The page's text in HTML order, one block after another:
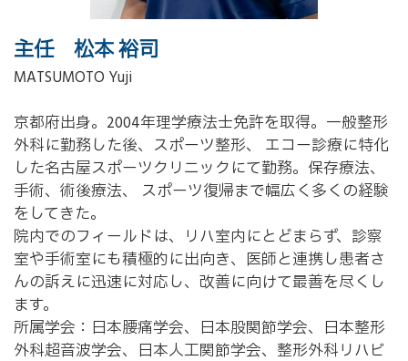
主任 松本 裕司
MATSUMOTO Yuji
京都府出身。 2004年理学療法士免許を取得。一般整形
外科に勤務した後、スポーツ整形、 エコー診療に特化
した名古屋スポーツクリニックにて勤務。保存療法、
手術、術後療法、 スポーツ復帰まで幅広く多くの経験
をしてきた。
院内でのフィールドは、リハ室内にとどまらず、診察
室や手術室にも積極的に出向き、医師と連携し患者さ
んの訴えに迅速に対応し、改善に向けて最善を尽くし
ます。
所属学会：日本腰痛学会、日本股関節学会、日本整形
外科超音波学会、日本人工関節学会、整形外科リハビ